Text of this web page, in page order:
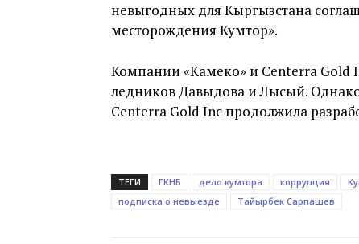
невыгодных для Кыргызстана
месторождения Кумтор».
Компании «Камеко» и Centerra Gold
ледников Давыдова и Лысый.
Centerra Gold Inc продолжила
ТЕГИ ГКНБ дело кумтора коррупция
подписка о невыезде
Тайырбек Сарпашев